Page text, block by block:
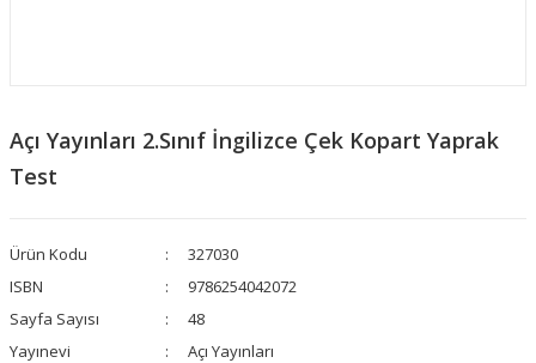
Açı Yayınları 2.Sınıf İngilizce Çek Kopart Yaprak
Test
Ürün Kodu
327030
ISBN
9786254042072
Sayfa Sayısı
48
Yayınevi
Açı Yayınları